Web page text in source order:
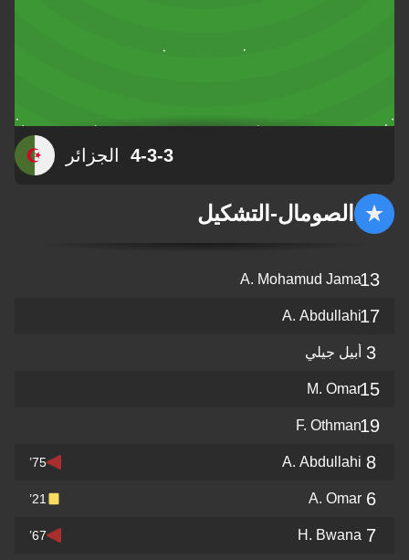
4-3-3 الجزائر
الصومال- التشكيل
13
A. Mohamud Jama
17
A. Abdullahi
3 أبيل جيلي
15
M. Omar
19
F. Othman
8
A. Abdullahi
75’
6
A. Omar
21’
7
H. Bwana
67’